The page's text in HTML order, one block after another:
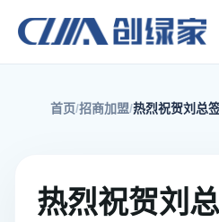
首页 招商加盟 热烈祝贺刘总
热烈祝贺刘